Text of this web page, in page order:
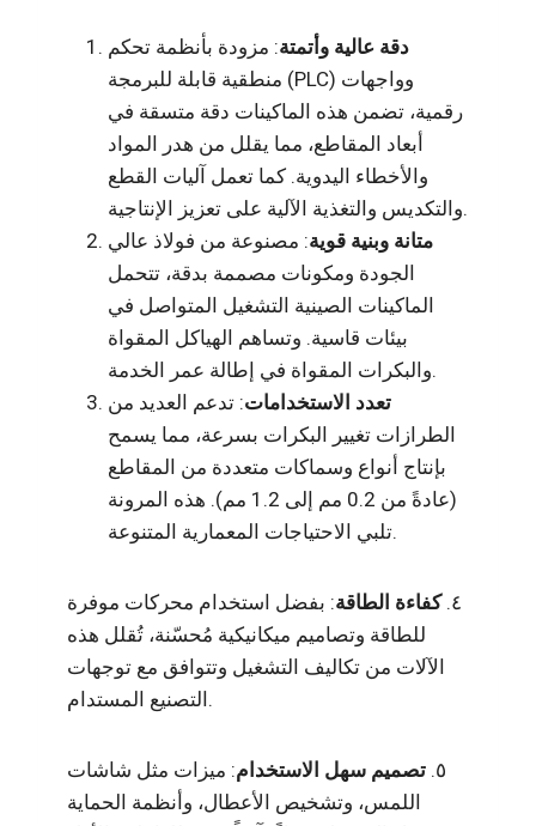
دقة عالية وأتمتة: مزودة بأنظمة تحكم
منطقية قابلة للبرمجة (PLC) وواجهات
رقمية، تضمن هذه الماكينات دقة متسقة في
أبعاد المقاطع، مما يقلل من هدر المواد
والأخطاء اليدوية. كما تعمل آليات القطع
والتكديس والتغذية الآلية على تعزيز الإنتاجية.
متانة وبنية قوية: مصنوعة من فولاذ عالي
الجودة ومكونات مصممة بدقة، تتحمل
الماكينات الصينية التشغيل المتواصل في
بيئات قاسية. وتساهم الهياكل المقواة
والبكرات المقواة في إطالة عمر الخدمة.
تعدد الاستخدامات: تدعم العديد من
الطرازات تغيير البكرات بسرعة، مما يسمح
بإنتاج أنواع وسماكات متعددة من المقاطع
(عادةً من 0.2 مم إلى 1.2 مم). هذه المرونة
تلبي الاحتياجات المعمارية المتنوعة.
٤. كفاءة الطاقة: بفضل استخدام محركات موفرة
للطاقة وتصاميم ميكانيكية مُحسّنة، تُقلل هذه
الآلات من تكاليف التشغيل وتتوافق مع توجهات
التصنيع المستدام.
٥. تصميم سهل الاستخدام: ميزات مثل شاشات
اللمس، وتشخيص الأعطال، وأنظمة الحماية